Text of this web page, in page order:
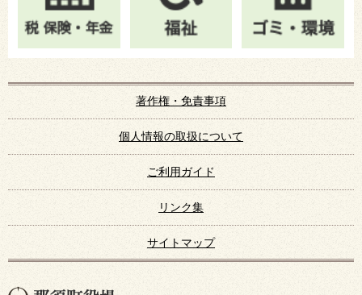
著作権・免責事項
個人情報の取扱について
ご利用ガイド
リンク集
サイトマップ